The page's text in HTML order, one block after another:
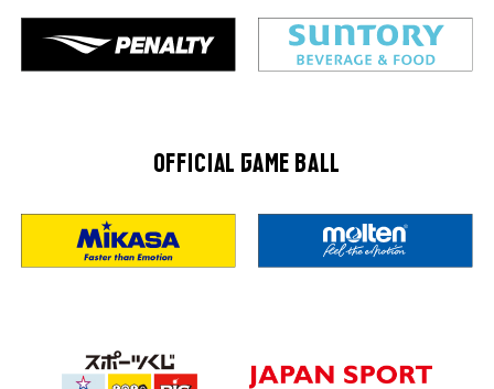
OFFICIAL GAME BALL